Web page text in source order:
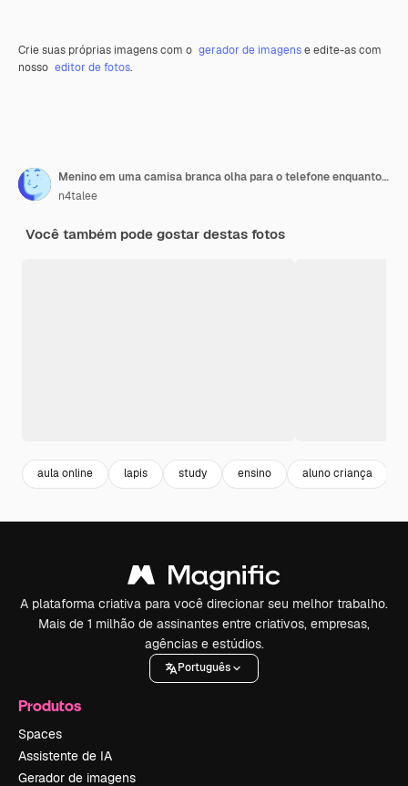
Crie suas próprias imagens com o gerador de imagense edite-as com
nosso editor de fotos.
Menino em uma camisa branca olha para o telefone enquanto está sentado em sua mesa na escola
n4talee
Você também pode gostar destas fotos
aula online lapis study ensino aluno criança
A plataforma criativa para você direcionar seu melhor trabalho.
Mais de 1 milhão de assinantes entre criativos, empresas,
agências e estúdios.
Português
Produtos
Spaces
Assistente de IA
Gerador de imagens